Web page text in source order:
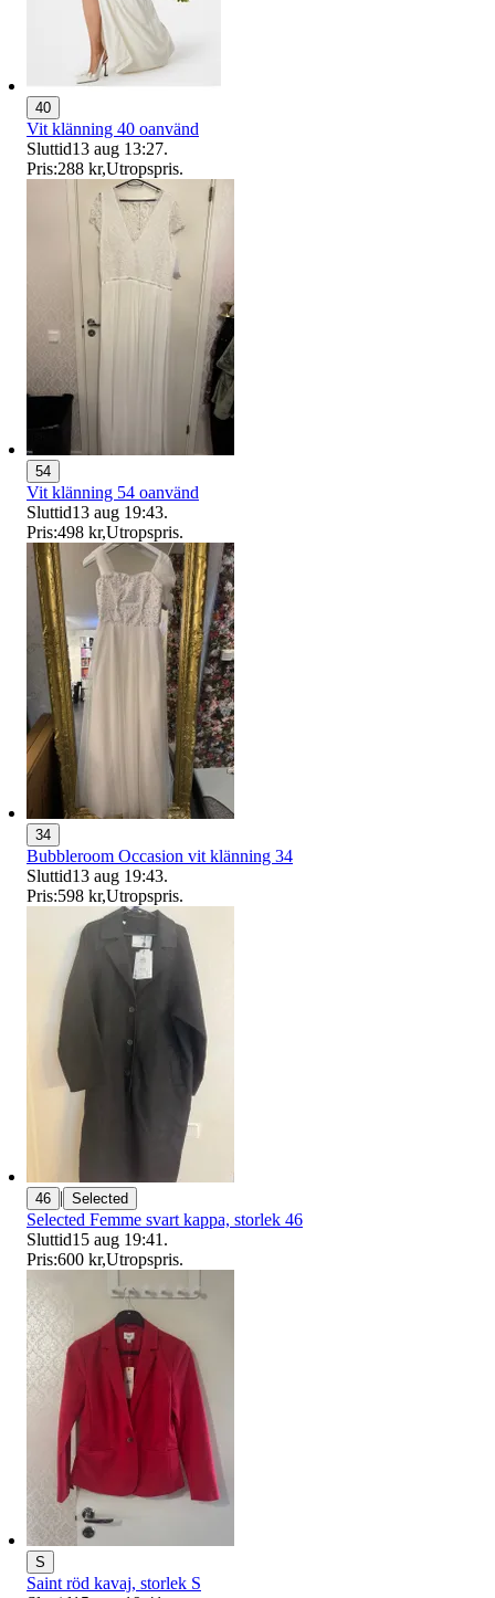
40
Vit klänning 40 oanvänd
Sluttid13 aug 13:27.
Pris:288 kr,Utropspris.
54
Vit klänning 54 oanvänd
Sluttid13 aug 19:43.
Pris:498 kr,Utropspris.
34
Bubbleroom Occasion vit klänning 34
Sluttid13 aug 19:43.
Pris:598 kr,Utropspris.
46 | Selected
Selected Femme svart kappa, storlek 46
Sluttid15 aug 19:41 .
Pris:600 kr,Utropspris.
S
Saint röd kavaj, storlek S